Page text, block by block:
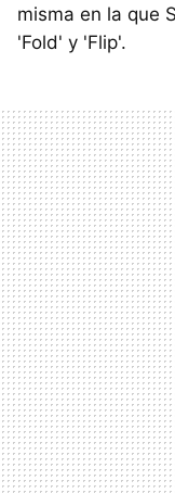
misma en la que
'Fold' y 'Flip'.